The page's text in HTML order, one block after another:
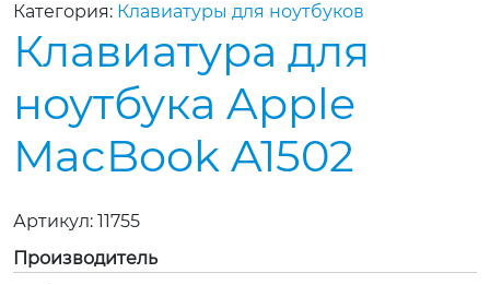
Категория: Клавиатуры для ноутбуков
Клавиатура для
ноутбука Apple
MacBook A1502
Артикул: 11755
Производитель